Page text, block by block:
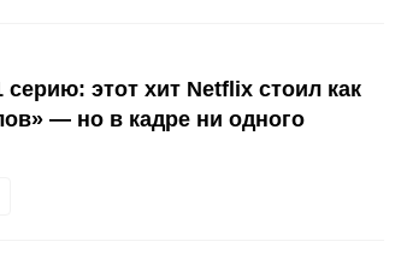
серию: этот хит Netflix стоил как
— но в кадре ни одного